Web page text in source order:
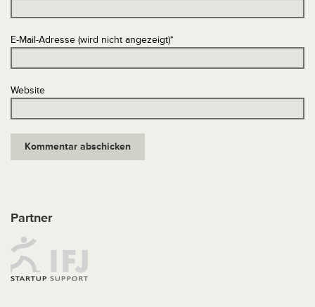
E-Mail-Adresse (wird nicht angezeigt)*
Website
Partner